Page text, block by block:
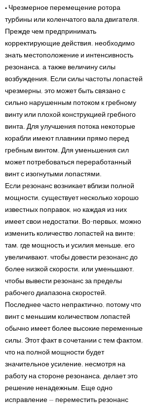
• Чрезмерное перемещение ротора
турбины или коленчатого вала двигателя.
Прежде чем предпринимать
корректирующие действия, необходимо
знать местоположение и интенсивность
резонанса, а также величину силы
возбуждения. Если силы частоты лопастей
чрезмерны, это может быть связано с
сильно нарушенным потоком к гребному
винту или плохой конструкцией гребного
винта. Для улучшения потока некоторые
корабли имеют плавники прямо перед
гребным винтом. Для уменьшения сил
может потребоваться переработанный
винт с изогнутыми лопастями.
Если резонанс возникает вблизи полной
мощности, существует несколько хорошо
известных поправок, но каждая из них
имеет свои недостатки. Во-первых, можно
изменить количество лопастей на винте;
там, где мощность и усилия меньше, его
увеличивают, чтобы довести резонанс до
более низкой скорости, или уменьшают,
чтобы вывести резонанс за пределы
рабочего диапазона скоростей.
Последнее часто непрактично, потому что
винт с меньшим количеством лопастей
обычно имеет более высокие переменные
силы. Этот факт в сочетании с тем фактом,
что на полной мощности будет
значительное усиление, несмотря на
работу на стороне резонанса, делает это
решение ненадежным. Еще одно
исправление — переместить резонанс